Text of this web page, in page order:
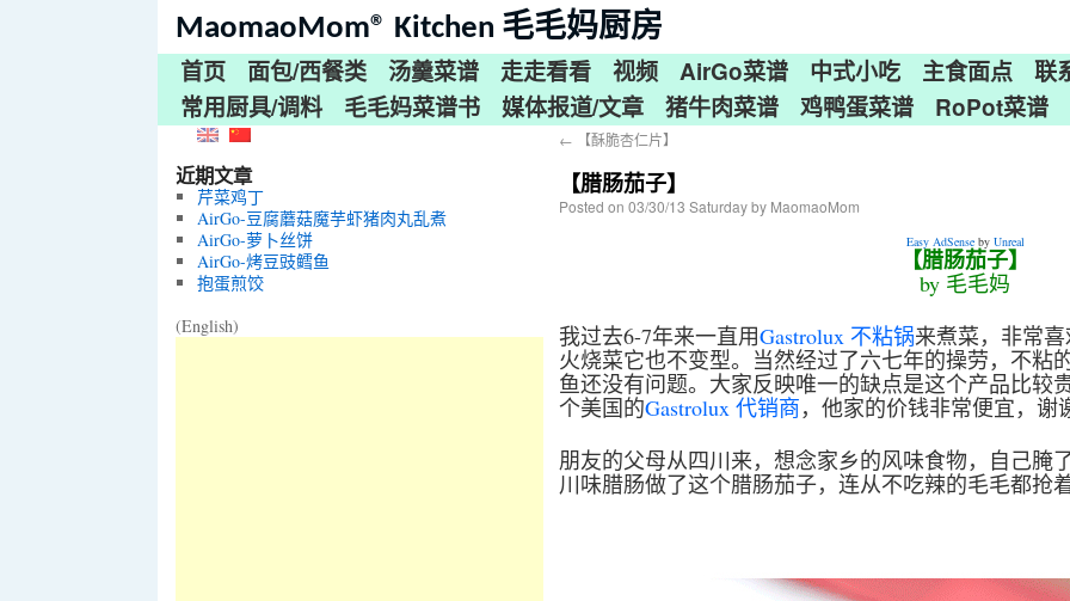
MaomaoMom® Kitchen 毛毛妈厨房
首页
面包/西餐类 汤羹菜谱 走走看看 视频 AirGo菜谱 中式小吃 主食面点
联
常用厨具/调料
毛毛妈菜谱书 媒体报道/文章 猪牛肉菜谱 鸡鸭蛋菜谱 RoPot菜谱
← 【酥脆杏仁片】
【腊肠茄子】
Posted on 03/30/13 Saturdayby MaomaoMom
Easy AdSenseby Unreal
【腊肠茄子】
by 毛毛妈
我过去6-7年来一直用Gastrolux 不粘锅来煮菜，非常
火烧菜它也不变型。当然经过了六七年的操劳，不粘
鱼还没有问题。大家反映唯一的缺点是这个产品比较
个美国的Gastrolux 代销商，他家的价钱非常便宜，谢
朋友的父母从四川来，想念家乡的风味食物，自己腌
川味腊肠做了这个腊肠茄子，连从不吃辣的毛毛都抢
近期文章
芹菜鸡丁
AirGo-豆腐蘑菇魔芋虾猪肉丸乱煮
AirGo-萝卜丝饼
AirGo-烤豆豉鳕鱼
抱蛋煎饺
(English)